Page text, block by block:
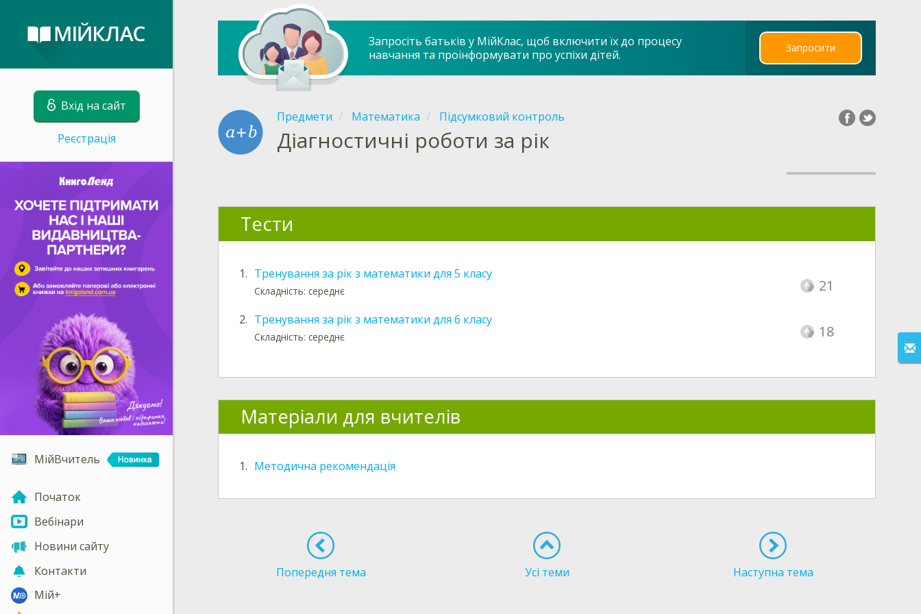
Вхід на сайт
Реєстрація
МійВчитель
Початок
Вебінари
Новини сайту
Контакти
Мій+
Запросіть батьків у МійКлас, щоб включити їх до процесу
навчання та проінформувати про успіхи дітей.
Запросити
Предмети Математика Підсумковий контроль
Діагностичні роботи за рік
Тести
1. Тренування за рік з математики для 5 класу
Складність: середнє 21
2. Тренування за рік з математики для 6 класу
Складність: середнє 18
Матеріали для вчителів
1. Методична рекомендація
Попередня тема Усі теми Наступна тема